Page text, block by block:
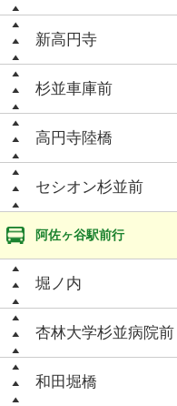
新高円寺
杉並車庫前
高円寺陸橋
セシオン杉並前
阿佐ヶ谷駅前行
堀ノ内
杏林大学杉並病院前
和田堀橋